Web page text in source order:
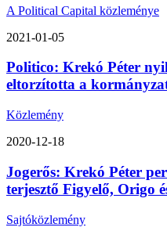
A Political Capital közleménye
2021-01-05
Politico: Krekó Péter
eltorzította a
Közlemény
2020-12-18
Jogerős: Krekó Péter
terjesztő Figyelő, Origo
Sajtóközlemény